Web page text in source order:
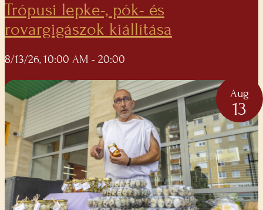
Trópusi lepke-, pók- és
rovargigászok kiállítása
8/13/26, 10:00 AM - 20:00
Aug
13